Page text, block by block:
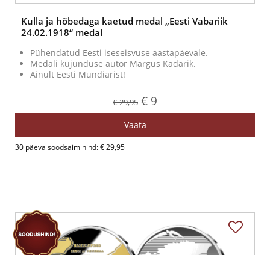
Kulla ja hõbedaga kaetud medal „Eesti Vabariik
24.02.1918“ medal
Pühendatud Eesti iseseisvuse aastapäevale.
Medali kujunduse autor Margus Kadarik.
Ainult Eesti Mündiärist!
€ 29,95 € 9
Vaata
30 päeva soodsaim hind: € 29,95